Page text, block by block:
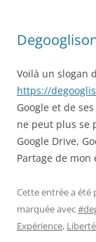
Voilà un slogan
https://
Google et de
ne peut plus se
Google Drive,
Partage de mon
Cette entrée a été
marquée avec
Expérience, Liberté